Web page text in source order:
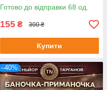
Готово до відправки 68 од.
155 ₴ 300 ₴
Купити
–40%